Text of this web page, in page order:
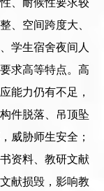
、耐候性要求较
、空间跨度大、
学生宿舍夜间人
求高等特点。高
能力仍有不足，
件脱落、吊顶坠
威胁师生安全；
资料、教研文献
献损毁，影响教